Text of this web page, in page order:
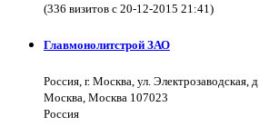
(336 визитов с 20-12-2015 21:41)
Главмонолитстрой ЗАО
Россия, г. Москва, ул. Электрозаводская,
Москва, Москва 107023
Россия